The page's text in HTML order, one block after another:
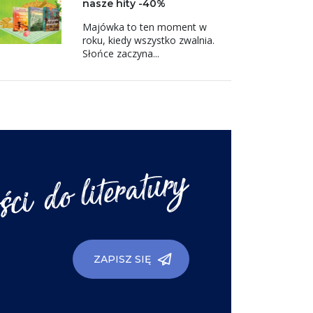
nasze hity -40%
Majówka to ten moment w
roku, kiedy wszystko zwalnia.
Słońce zaczyna...
ZAPISZ SIĘ